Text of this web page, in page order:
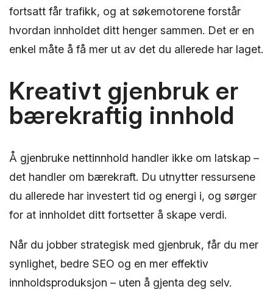
fortsatt får trafikk, og at søkemotorene forstår
hvordan innholdet ditt henger sammen. Det er en
enkel måte å få mer ut av det du allerede har laget.
Kreativt gjenbruk er
bærekraftig innhold
Å gjenbruke nettinnhold handler ikke om latskap –
det handler om bærekraft. Du utnytter ressursene
du allerede har investert tid og energi i, og sørger
for at innholdet ditt fortsetter å skape verdi.
Når du jobber strategisk med gjenbruk, får du mer
synlighet, bedre SEO og en mer effektiv
innholdsproduksjon – uten å gjenta deg selv.